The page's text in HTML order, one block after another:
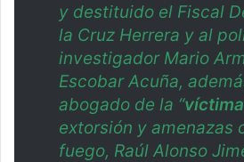
y destituido el Fiscal
la Cruz Herrera y al
investigador Mario
Escobar Acuña,
abogado de la “víctima
extorsión y amenazas
fuego, Raúl Alonso